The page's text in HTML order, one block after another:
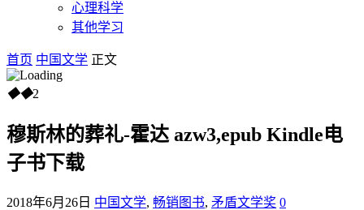
心理科学
其他学习
首页 中国文学 正文
◆◆2
穆斯林的葬礼-霍达 azw3,epub Kindle电
子书下载
2018年6月26日 中国文学, 畅销图书, 矛盾文学奖 0